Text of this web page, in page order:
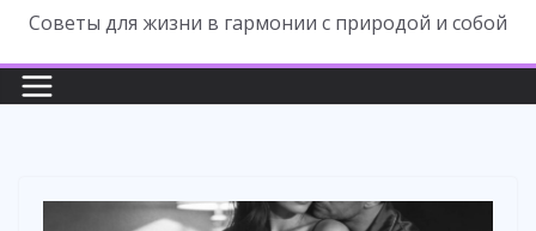
Cоветы для жизни в гармонии с природой и собой